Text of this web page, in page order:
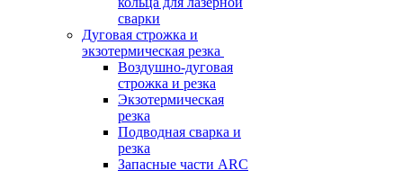
сварки
Дуговая строжка и
экзотермическая резка
Воздушно-дуговая
строжка и резка
Экзотермическая
резка
Подводная сварка и
резка
Запасные части ARC